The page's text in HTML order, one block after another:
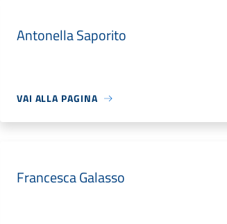
Antonella Saporito
VAI ALLA PAGINA
Francesca Galasso